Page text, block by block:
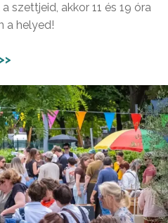
szettjeid, akkor 11 és 19 óra
a helyed!